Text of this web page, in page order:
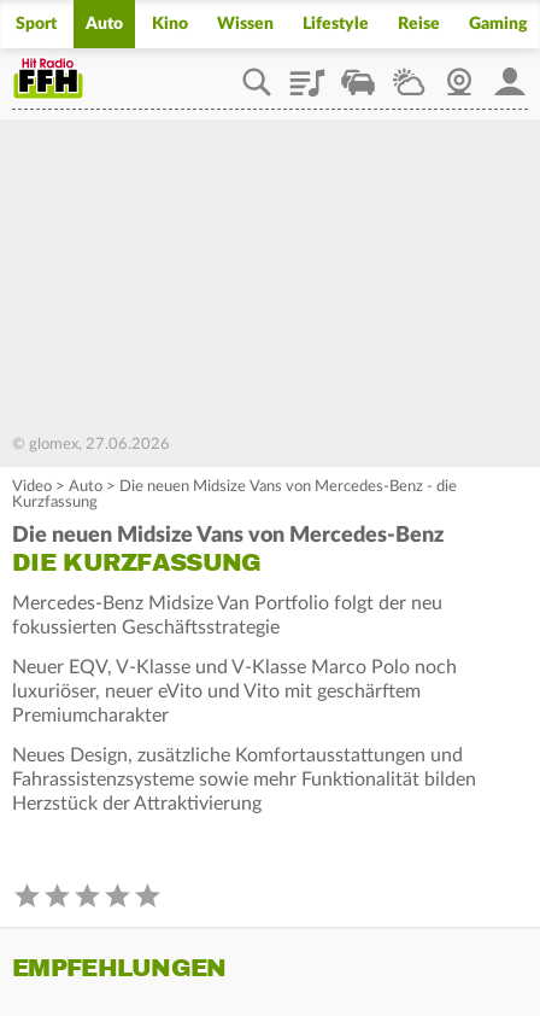
Sport Auto Kino Wissen Lifestyle Reise Gaming
PlaylistStaupilotWetterWebcam
© glomex, 27.06.2026
Video > Auto > Die neuen Midsize Vans von Mercedes‑Benz - die
Kurzfassung
Die neuen Midsize Vans von Mercedes‑Benz
DIE KURZFASSUNG
Mercedes-Benz Midsize Van Portfolio folgt der neu
fokussierten Geschäftsstrategie
Neuer EQV, V-Klasse und V-Klasse Marco Polo noch
luxuriöser, neuer eVito und Vito mit geschärftem
Premiumcharakter
Neues Design, zusätzliche Komfortausstattungen und
Fahrassistenzsysteme sowie mehr Funktionalität bilden
Herzstück der Attraktivierung
EMPFEHLUNGEN